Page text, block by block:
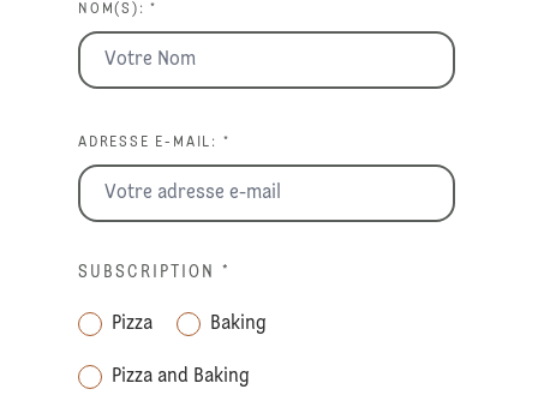
NOM(S): *
ADRESSE E-MAIL: *
SUBSCRIPTION *
Pizza Baking
Pizza and Baking